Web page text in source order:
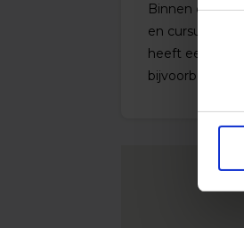
Binnen onze
en cursussen
heeft een
bijvoorbeeld